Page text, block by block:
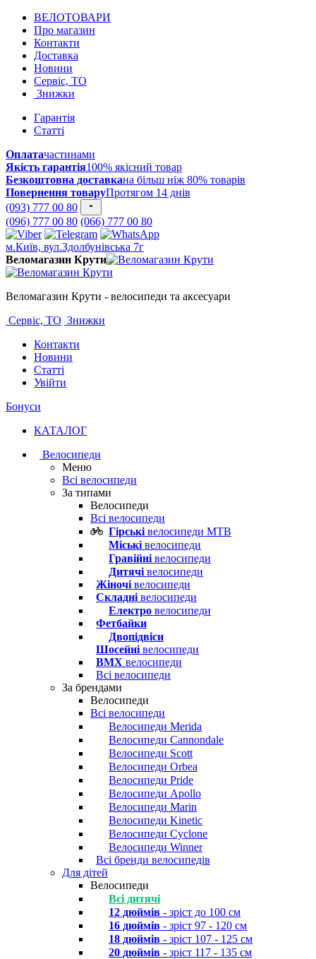
ВЕЛОТОВАРИ
Про магазин
Контакти
Доставка
Новини
Сервіс, ТО
Знижки
Гарантія
Статті
Оплатачастинами
Якість гарантія100% якісний товар
Безкоштовна доставкана більш ніж 80% товарів
Повернення товаруПротягом 14 днів
(093) 777 00 80
(096) 777 00 80 (066) 777 00 80
м.Київ, вул.Здолбунівська 7г
Веломагазин Крути
Веломагазин Крути - велосипеди та аксесуари
Сервіс, ТО Знижки
Контакти
Новини
Статті
Увійти
Бонуси
КАТАЛОГ
Велосипеди
Меню
Всі велосипеди
За типами
Велосипеди
Всі велосипеди
Гірські велосипеди MTB
Міські велосипеди
Гравійні велосипеди
Дитячі велосипеди
Жіночі велосипеди
Складні велосипеди
Електро велосипеди
Фетбайки
Двопідвіси
Шосейні велосипеди
BMX велосипеди
Всі велосипеди
За брендами
Велосипеди
Всі велосипеди
Велосипеди Merida
Велосипеди Cannondale
Велосипеди Scott
Велосипеди Orbea
Велосипеди Pride
Велосипеди Apollo
Велосипеди Marin
Велосипеди Kinetic
Велосипеди Cyclone
Велосипеди Winner
Всі бренди велосипедів
Для дітей
Велосипеди
Всі дитячі
12 дюймів - зріст до 100 см
16 дюймів - зріст 97 - 120 см
18 дюймів - зріст 107 - 125 см
20 дюймів - зріст 117 - 135 см